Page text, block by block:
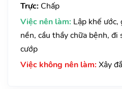
Trực: Chấp
Việc nên làm: Lập khế ước,
nền, cầu thầy chữa bệnh,
cướp
Việc không nên làm: Xây